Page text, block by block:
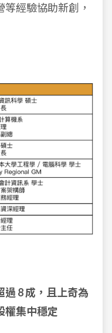
經驗協助新創，
8 成，且上奇為
權集中穩定